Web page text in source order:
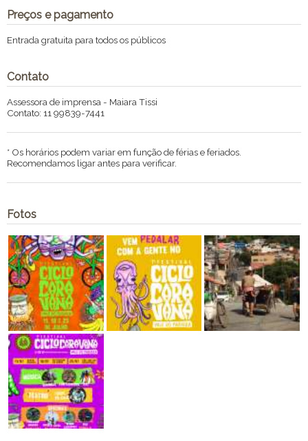
Preços e pagamento
Entrada gratuita para todos os públicos
Contato
Assessora de imprensa - Maiara Tissi
Contato: 11 99839-7441
* Os horários podem variar em função de férias e feriados.
Recomendamos ligar antes para verificar.
Fotos